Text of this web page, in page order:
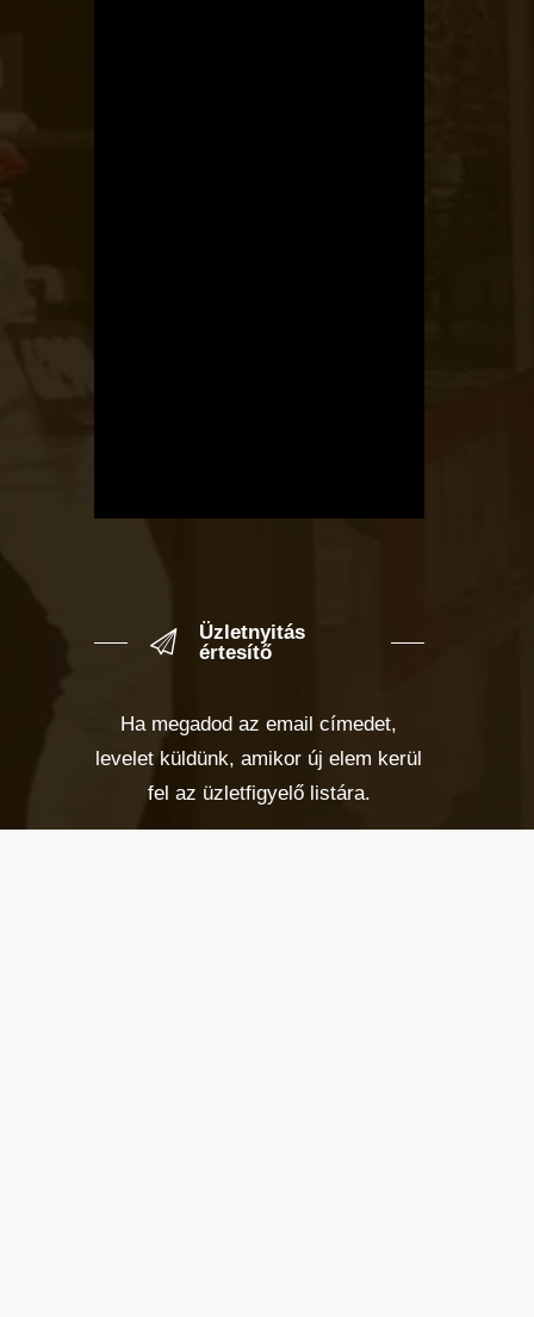
Üzletnyitás
értesítő
Ha megadod az email címedet,
levelet küldünk, amikor új elem kerül
fel az üzletfigyelő listára.